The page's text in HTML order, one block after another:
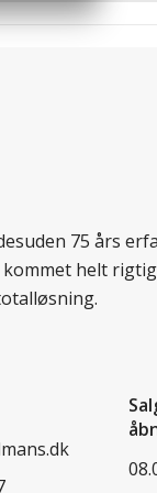
75 års
helt